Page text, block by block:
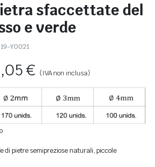
sfaccettate del
e verde
Y0021
€ (IVA non inclusa)
di pietre semipreziose naturali, piccole